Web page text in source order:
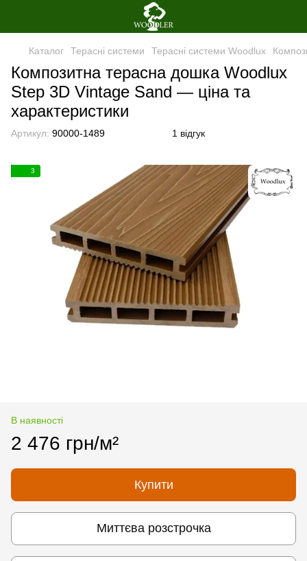
Каталог Терасні системи Терасні системи Woodlux
Композитна терасна дошка Woodlux
Step 3D Vintage Sand — ціна та
характеристики
Артикул: 90000-1489 1 відгук
3
В наявності
2 476 грн/м²
Купити
Миттєва розстрочка